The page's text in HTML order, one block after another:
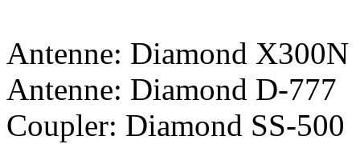
Antenne: Diamond X300N
Antenne: Diamond D-777
Coupler: Diamond SS-500